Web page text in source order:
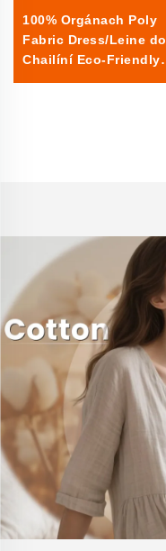
100% Orgánach Poly
Fabric Dress/Leine do
Chailíní Eco-Friendly